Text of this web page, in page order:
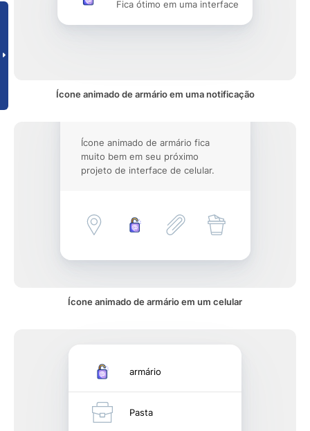
Fica ótimo em uma interface
Ícone animado de armário em uma notificação
Ícone animado de armário fica
muito bem em seu próximo
projeto de interface de celular.
Ícone animado de armário em um celular
armário
Pasta